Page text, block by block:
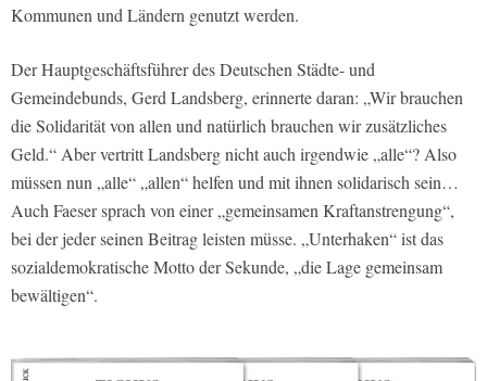
Kommunen und Ländern genutzt werden.
Der Hauptgeschäftsführer des Deutschen Städte- und
Gemeindebunds, Gerd Landsberg, erinnerte daran: „Wir brauchen
die Solidarität von allen und natürlich brauchen wir zusätzliches
Geld.“ Aber vertritt Landsberg nicht auch irgendwie „alle“? Also
müssen nun „alle“ „allen“ helfen und mit ihnen solidarisch sein…
Auch Faeser sprach von einer „gemeinsamen Kraftanstrengung“,
bei der jeder seinen Beitrag leisten müsse. „Unterhaken“ ist das
sozialdemokratische Motto der Sekunde, „die Lage gemeinsam
bewältigen“.